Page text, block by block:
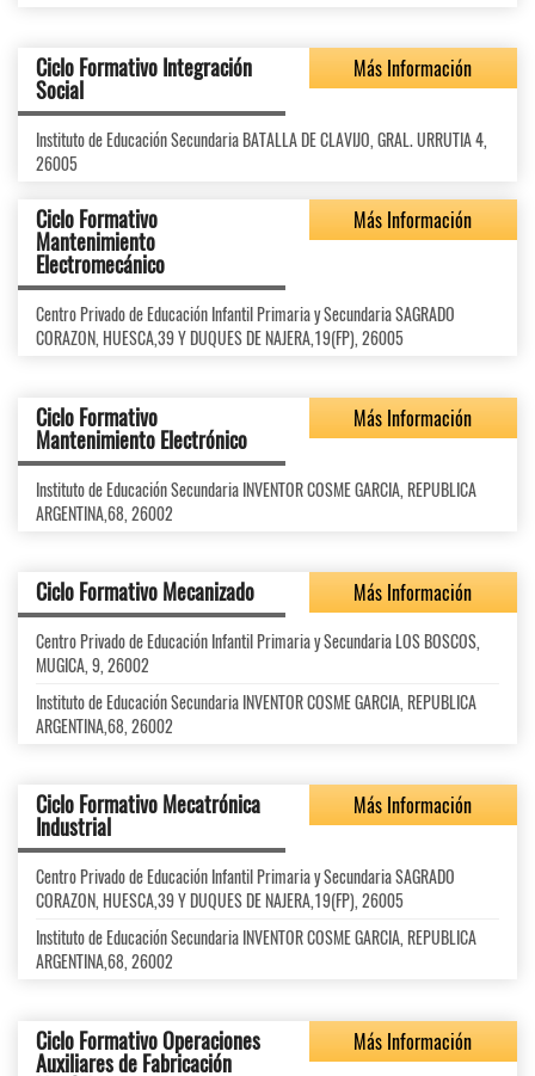
Ciclo Formativo Integración
Social
Más Información
Instituto de Educación Secundaria BATALLA DE CLAVIJO, GRAL. URRUTIA 4,
26005
Ciclo Formativo
Mantenimiento
Electromecánico
Más Información
Centro Privado de Educación Infantil Primaria y Secundaria SAGRADO
CORAZON, HUESCA,39 Y DUQUES DE NAJERA,19(FP), 26005
Ciclo Formativo
Mantenimiento Electrónico
Más Información
Instituto de Educación Secundaria INVENTOR COSME GARCIA, REPUBLICA
ARGENTINA,68, 26002
Ciclo Formativo Mecanizado Más Información
Centro Privado de Educación Infantil Primaria y Secundaria LOS BOSCOS,
MUGICA, 9, 26002
Instituto de Educación Secundaria INVENTOR COSME GARCIA, REPUBLICA
ARGENTINA,68, 26002
Ciclo Formativo Mecatrónica
Industrial
Más Información
Centro Privado de Educación Infantil Primaria y Secundaria SAGRADO
CORAZON, HUESCA,39 Y DUQUES DE NAJERA,19(FP), 26005
Instituto de Educación Secundaria INVENTOR COSME GARCIA, REPUBLICA
ARGENTINA,68, 26002
Ciclo Formativo Operaciones
Auxiliares de Fabricación
Más Información